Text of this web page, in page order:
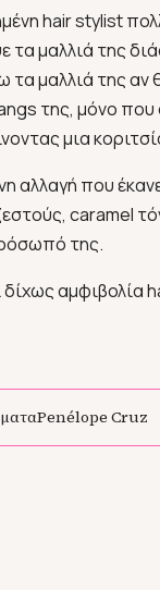
hair stylist
τα μαλλιά της
τα μαλλιά της
της, μόνο που
μια
αλλαγή που
caramel
της.
αμφιβολία
Penélope Cruz